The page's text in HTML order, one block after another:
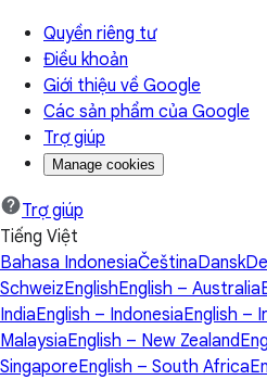
Quyền riêng tư
Điều khoản
Giới thiệu về Google
Các sản phẩm của Google
Trợ giúp
Manage cookies
Trợ giúp
Tiếng Việt
Bahasa IndonesiaČeštinaDansk
SchweizEnglishEnglish – Australia
IndiaEnglish – IndonesiaEnglish –
MalaysiaEnglish – New Zealand
SingaporeEnglish – South Africa